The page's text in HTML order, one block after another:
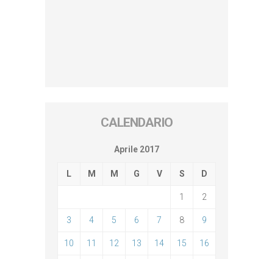
CALENDARIO
Aprile 2017
L M M G V S D
1 2
3 4 5 6 7 8 9
10 11 12 13 14 15 16